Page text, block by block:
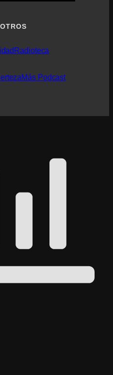
Radioteca
Más Podcast